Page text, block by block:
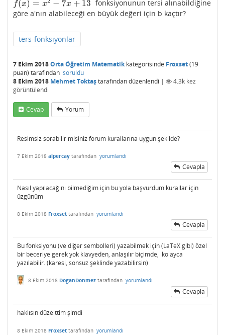
f(x) = x − 7x + 13
f(x)=x 2−7x+ 13
fonksiyonunun tersi alınabildiğine
göre a'nın alabileceği en büyük değeri için b kaçtır?
ters-fonksiyonlar
7 Ekim 2018Orta Öğretim Matematikkategorisinde Froxset(19
puan) tarafından soruldu
8 Ekim 2018 Mehmet Toktaştarafındandüzenlendi | 4.3k kez
görüntülendi
Cevap Yorum
Resimsiz sorabilir misiniz forum kurallarına uygun şekilde?
7 Ekim 2018 alpercay tarafından yorumlandı
Cevapla
Nasıl yapılacağını bilmediğim için bu yola başvurdum kurallar için
üzgünüm
8 Ekim 2018 Froxset tarafından yorumlandı
Cevapla
Bu fonksiyonu (ve diğer sembolleri) yazabilmek için (LaTeX gibi) özel
bir beceriye gerek yok klavyeden, anlaşılır biçimde, kolayca
yazılabilir. (karesi, sonsuz şeklinde yazabilirsin)
8 Ekim 2018 DoganDonmez tarafından yorumlandı
Cevapla
haklısın düzelttim şimdi
8 Ekim 2018 Froxset tarafından yorumlandı